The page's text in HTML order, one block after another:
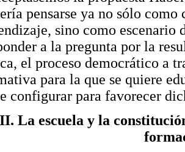
pensarse ya no sólo
sino como
a la pregunta por la
el proceso democrático a
para la que se quiere
configurar para favorecer
La escuela y la